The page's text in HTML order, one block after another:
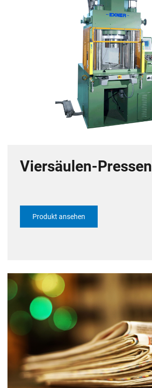
Viersäulen-Pressen
Produkt ansehen